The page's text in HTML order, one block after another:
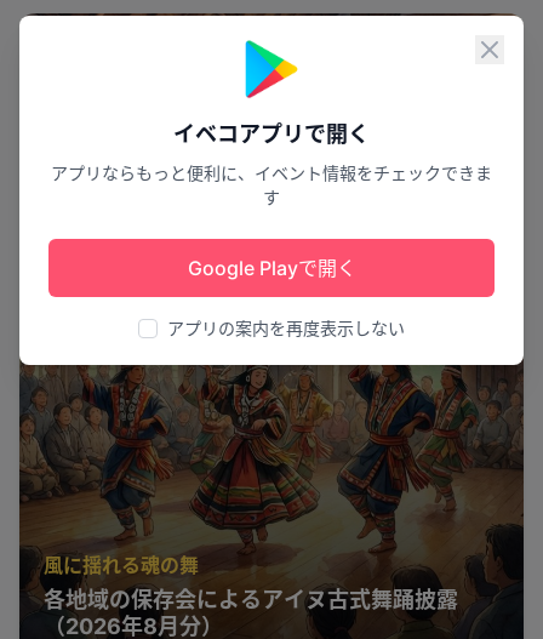
閉じ
イベコアプリで開く
アプリならもっと便利に、イベント情報をチェックできま
す
Google Playで開く
アプリの案内を再度表示しない
風に揺れる魂の舞
各地域の保存会によるアイヌ古式舞踊披露
（2026年8月分）